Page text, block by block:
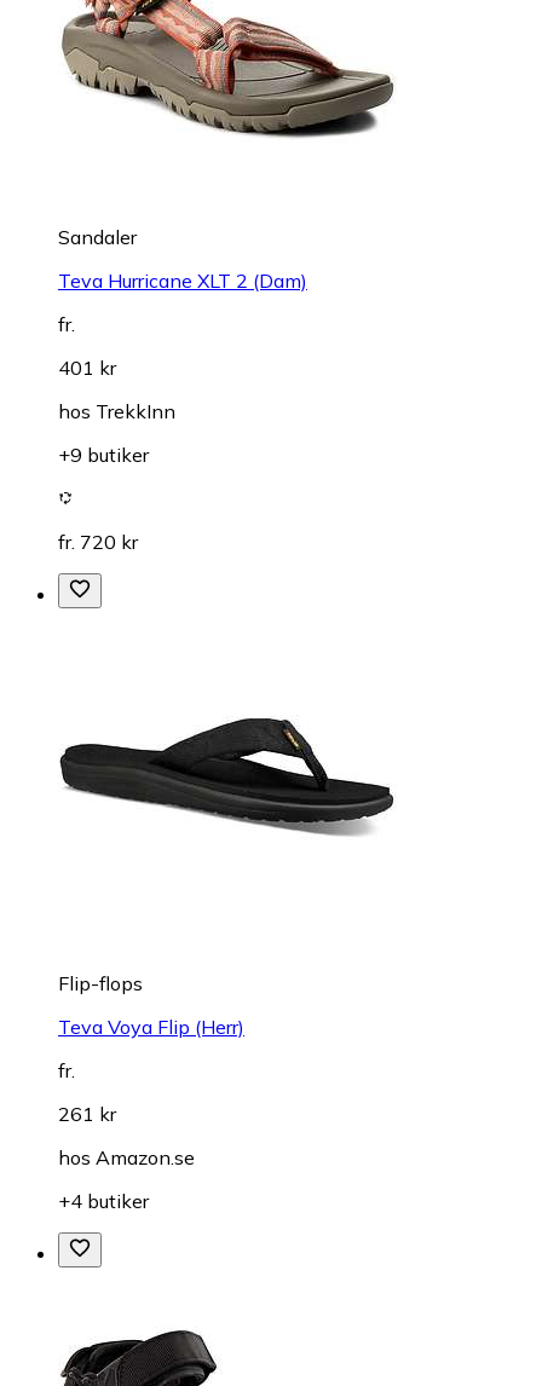
Sandaler
Teva Hurricane XLT 2 (Dam)
fr.
401 kr
hos TrekkInn
+9 butiker
fr. 720 kr
Flip-flops
Teva Voya Flip (Herr)
fr.
261 kr
hos Amazon.se
+4 butiker